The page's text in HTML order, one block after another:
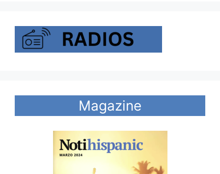
Magazine